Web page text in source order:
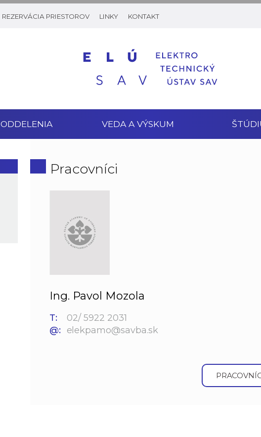
REZERVÁCIA PRIESTOROV LINKY KONTAKT
ODDELENIA VEDA A VÝSKUM
Pracovníci
Ing. Pavol Mozola
T:
02/ 5922 2031
@:
elekpamo@savba.sk